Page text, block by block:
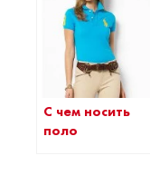
С чем носить
поло